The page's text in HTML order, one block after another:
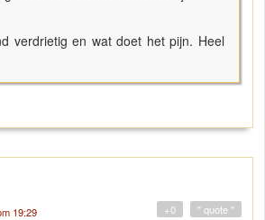
verdrietig en wat doet het pijn. Heel
19:29 " quote "
+0